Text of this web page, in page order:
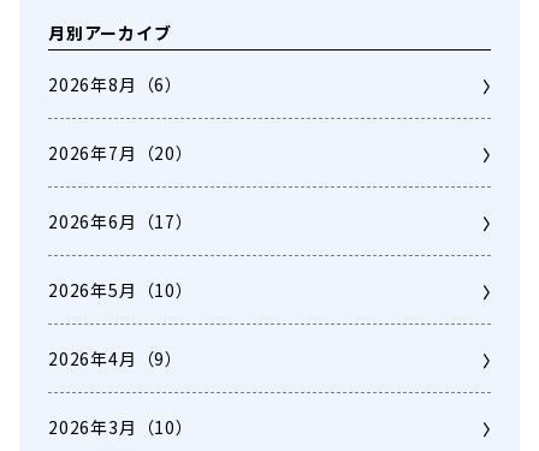
月別アーカイブ
2026年8月 （6）
2026年7月 （20）
2026年6月 （17）
2026年5月 （10）
2026年4月 （9）
2026年3月 （10）